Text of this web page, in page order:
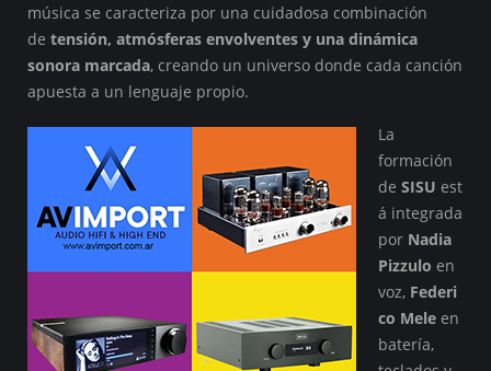
música se caracteriza por una cuidadosa combinación
de tensión, atmósferas envolventes y una dinámica
sonora marcada, creando un universo donde cada canción
apuesta a un lenguaje propio.
La
formación
de SISU est
á integrada
por Nadia
Pizzulo en
voz, Federi
co Mele en
batería,